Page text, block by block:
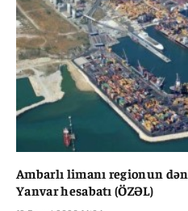
Ambarlı limanı regionun
Yanvar hesabatı (ÖZƏL)